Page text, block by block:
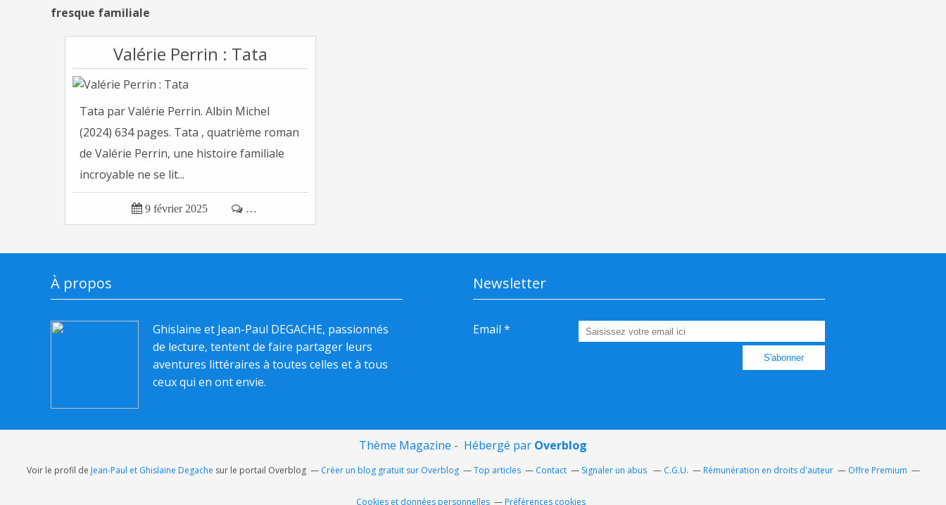
fresque familiale
Valérie Perrin : Tata
Tata par Valérie Perrin. Albin Michel
(2024) 634 pages. Tata , quatrième roman
de Valérie Perrin, une histoire familiale
incroyable ne se lit...
 9 février 2025  …
À propos
Ghislaine et Jean-Paul DEGACHE, passionnés
de lecture, tentent de faire partager leurs
aventures littéraires à toutes celles et à tous
ceux qui en ont envie.
Newsletter
Email
Thème Magazine - Hébergé par Overblog
Voir le profil de Jean-Paul et Ghislaine Degache sur le portail Overblog Créer un blog gratuit sur Overblog Top articles Contact Signaler un abus C.G.U. Rémunération en droits d'auteur Offre Premium
Cookies et données personnelles Préférences cookies